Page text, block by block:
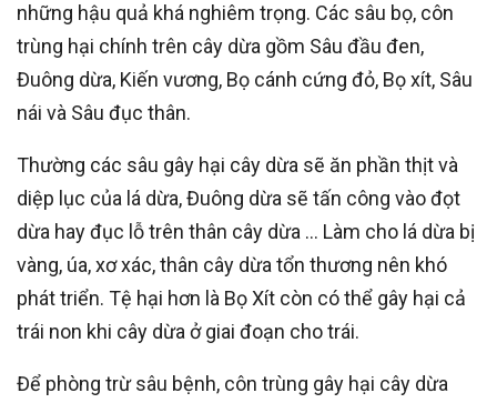
những hậu quả khá nghiêm trọng. Các sâu bọ, côn
trùng hại chính trên cây dừa gồm Sâu đầu đen,
Đuông dừa, Kiến vương, Bọ cánh cứng đỏ, Bọ xít, Sâu
nái và Sâu đục thân.
Thường các sâu gây hại cây dừa sẽ ăn phần thịt và
diệp lục của lá dừa, Đuông dừa sẽ tấn công vào đọt
dừa hay đục lỗ trên thân cây dừa … Làm cho lá dừa bị
vàng, úa, xơ xác, thân cây dừa tổn thương nên khó
phát triển. Tệ hại hơn là Bọ Xít còn có thể gây hại cả
trái non khi cây dừa ở giai đoạn cho trái.
Để phòng trừ sâu bệnh, côn trùng gây hại cây dừa